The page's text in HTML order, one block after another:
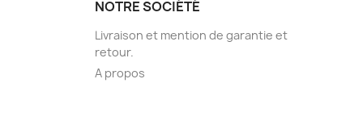
NOTRE SOCIÉTÉ
Livraison et mention de garantie et
retour.
A propos